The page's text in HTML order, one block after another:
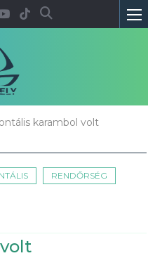
karambol volt
RENDŐRSÉG